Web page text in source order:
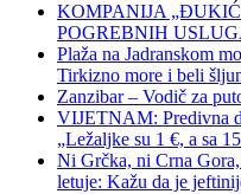
KOMPANIJA
POGREBNIH
Plaža na Jadranskom
Tirkizno more i beli
Zanzibar – Vodič za
VIJETNAM: Predivna
„Ležaljke su 1 €, a sa
Ni Grčka, ni Crna
letuje: Kažu da je